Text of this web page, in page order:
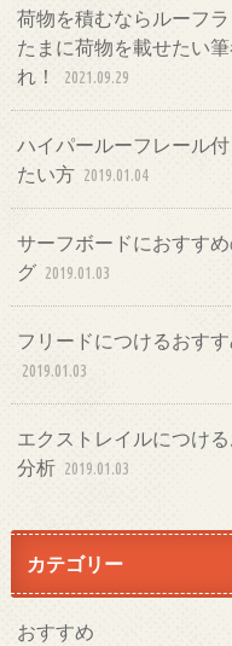
荷物を積むならルーフ
たまに荷物を載せたい
れ！
2021.09.29
ハイパールーフレール
たい方 2019.01.04
サーフボードにおすす
グ 2019.01.03
フリードにつけるおす
2019.01.03
エクストレイルにつけ
分析 2019.01.03
カテゴリー
おすすめ